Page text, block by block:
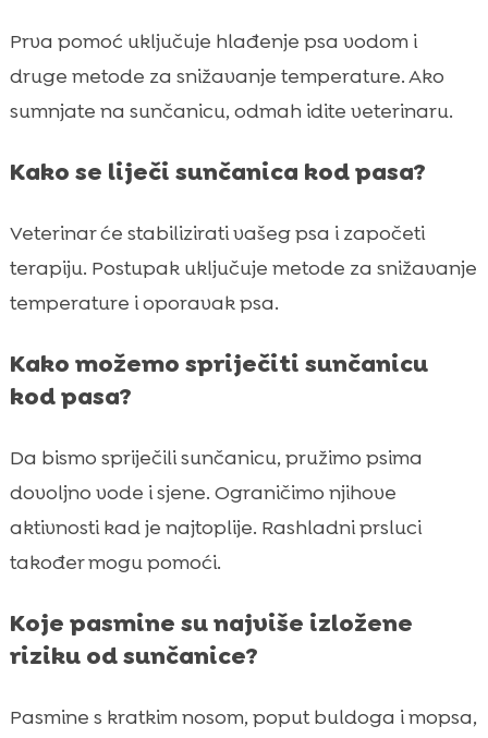
Prva pomoć uključuje hlađenje psa vodom i
druge metode za snižavanje temperature. Ako
sumnjate na sunčanicu, odmah idite veterinaru.
Kako se liječi sunčanica kod pasa?
Veterinar će stabilizirati vašeg psa i započeti
terapiju. Postupak uključuje metode za snižavanje
temperature i oporavak psa.
Kako možemo spriječiti sunčanicu
kod pasa?
Da bismo spriječili sunčanicu, pružimo psima
dovoljno vode i sjene. Ograničimo njihove
aktivnosti kad je najtoplije. Rashladni prsluci
također mogu pomoći.
Koje pasmine su najviše izložene
riziku od sunčanice?
Pasmine s kratkim nosom, poput buldoga i mopsa,